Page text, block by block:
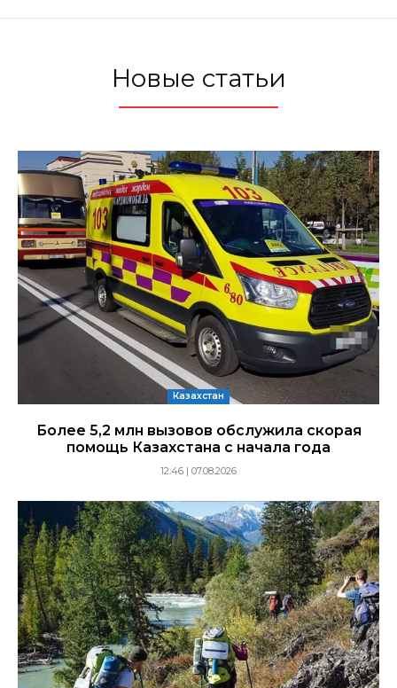
Новые статьи
Казахстан
Более 5,2 млн вызовов обслужила скорая
помощь Казахстана с начала года
12:46 | 07.08.2026